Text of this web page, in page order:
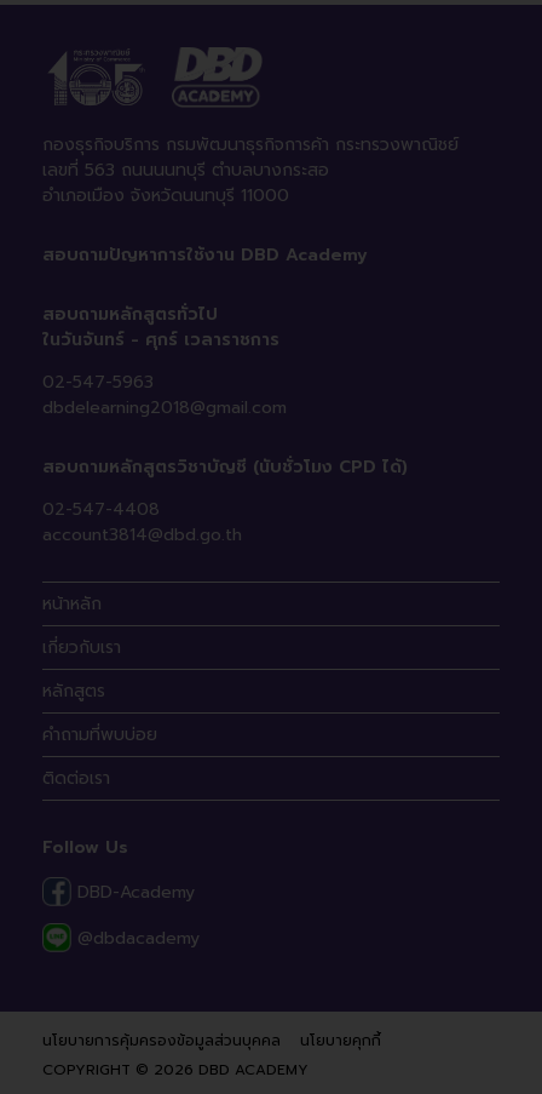
กองธุรกิจบริการ กรมพัฒนาธุรกิจการค้า กระทรวงพาณิชย์
เลขที่ 563 ถนนนนทบุรี ตําบลบางกระสอ
อําเภอเมือง จังหวัดนนทบุรี 11000
สอบถามปัญหาการใช้งาน DBD Academy
สอบถามหลักสูตรทั่วไป
ในวันจันทร์ - ศุกร์ เวลาราชการ
02-547-5963
dbdelearning2018@gmail.com
สอบถามหลักสูตรวิชาบัญชี (นับชั่วโมง CPD ได้)
02-547-4408
account3814@dbd.go.th
หน้าหลัก
เกี่ยวกับเรา
หลักสูตร
คำถามที่พบบ่อย
ติดต่อเรา
Follow Us
DBD-Academy
@dbdacademy
นโยบายการคุ้มครองข้อมูลส่วนบุคคล
นโยบายคุกกี้
COPYRIGHT © 2026 DBD ACADEMY